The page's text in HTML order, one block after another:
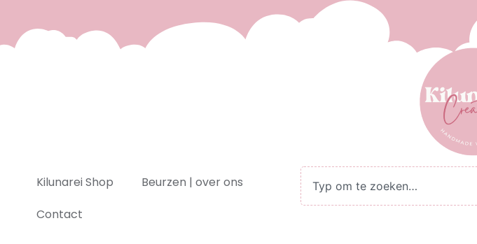
Kilunarei Shop
Beurzen | over ons
Contact